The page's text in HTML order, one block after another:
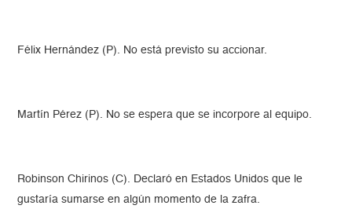
Félix Hernández (P). No está previsto su accionar.
Martín Pérez (P). No se espera que se incorpore al equipo.
Robinson Chirinos (C). Declaró en Estados Unidos que le
gustaría sumarse en algún momento de la zafra.